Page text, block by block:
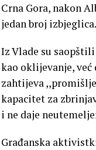
Crna Gora, nakon
jedan broj izbjeglica.
Iz Vlade su
kao oklijevanje,
zahtijeva
kapacitet za
i ne daje
Građanska